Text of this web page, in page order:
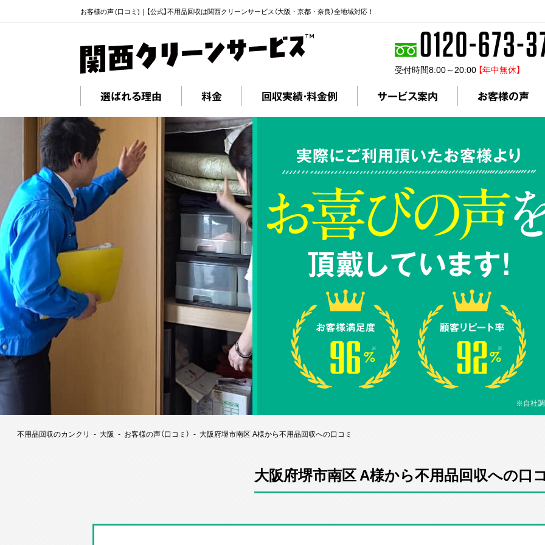
お客様の声 (口コミ)｜【公式】不用品回収は関西クリーンサービス（大阪・京都・奈良）全地域対応！
受付時間8:00～20:00 【年中無休】
選ばれる理由 料金 回収実績・料金例 サービス案内 お客様の声
実際にご利用頂いたお客様より
頂戴しています!
※自社
不用品回収のカンクリ 大阪 お客様の声（口コミ） 大阪府堺市南区 A様から不用品回収への口コミ
大阪府堺市南区 A様から不用品回収への口